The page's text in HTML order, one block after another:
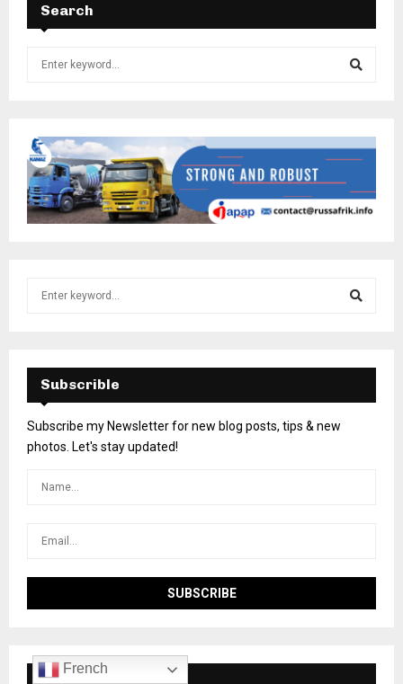
Search
Subscrible
Subscribe my Newsletter for new blog posts, tips & new
photos. Let's stay updated!
Our Networks
French